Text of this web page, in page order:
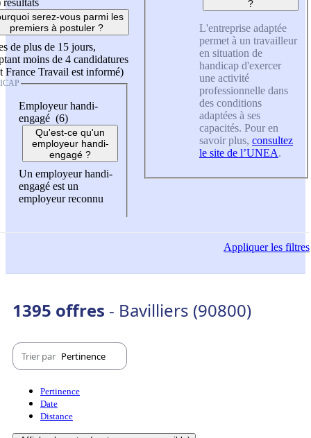
résultats
serez-vous parmi les
premiers à postuler ?
de plus de 15 jours,
moins de 4 candidatures
France Travail est informé)
Employeur handi-
engagé (6)
Qu'est-ce qu'un
employeur handi-
engagé ?
Un employeur handi-
engagé est un
employeur reconnu
?
L'entreprise adaptée
permet à un travailleur
en situation de
handicap d'exercer
une activité
professionnelle dans
des conditions
adaptées à ses
capacités. Pour en
savoir plus, consultez
le site de l’UNEA.
Appliquerles filtres
1395 offres - Bavilliers (90800)
Trier par Pertinence
Pertinence
Date
Distance